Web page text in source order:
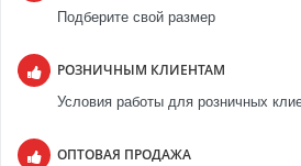
Подберите свой размер
РОЗНИЧНЫМ КЛИЕНТАМ
Условия работы для розничных
ОПТОВАЯ ПРОДАЖА